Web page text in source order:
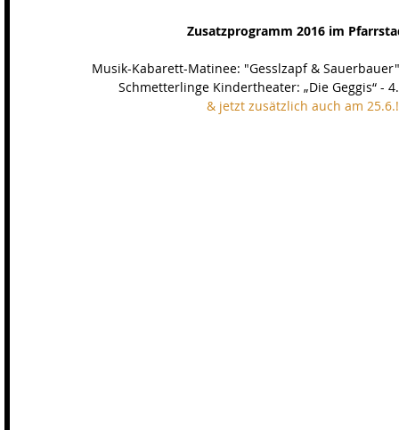
Zusatzprogramm 2016 im
Musik-Kabarett-Matinee: "Gesslzapf &
Schmetterlinge Kindertheater: „Die Geggis“ -
& jetzt zusätzlich auch am 25.6.!